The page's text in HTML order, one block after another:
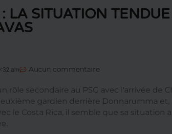
LA SITUATION
am Aucun commentaire
rôle secondaire au PSG avec l'arrivée de
gardien derrière Donnarumma
le Costa Rica, il semble que sa situation